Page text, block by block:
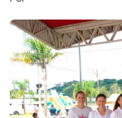
Cultura
CPA